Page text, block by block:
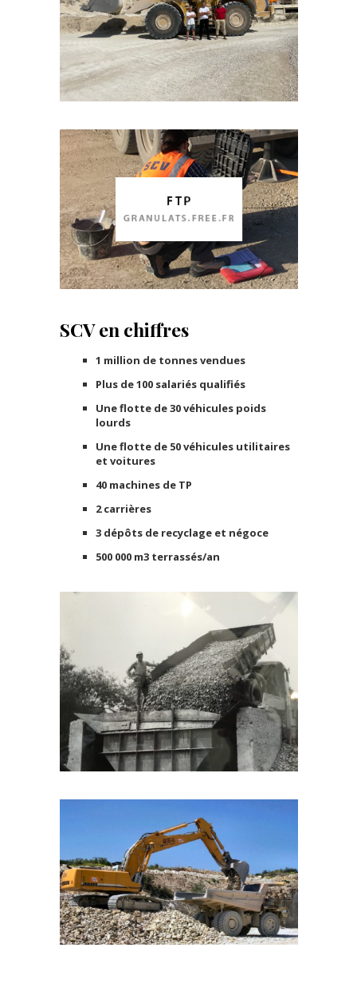
SCV en chiffres
1 million de tonnes vendues
Plus de 100 salariés qualifiés
Une flotte de 30 véhicules poids
lourds
Une flotte de 50 véhicules utilitaires
et voitures
40 machines de TP
2 carrières
3 dépôts de recyclage et négoce
500 000 m3 terrassés/an